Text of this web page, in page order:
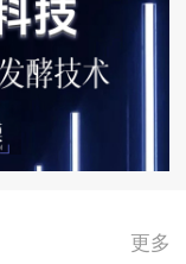
更多